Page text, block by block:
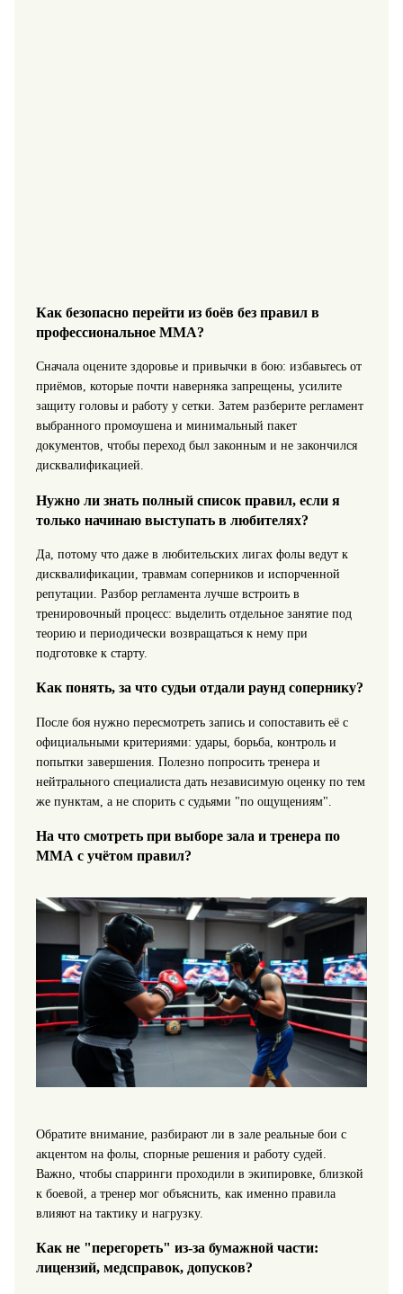
Как безопасно перейти из боёв без правил в
профессиональное ММА?
Сначала оцените здоровье и привычки в бою: избавьтесь от
приёмов, которые почти наверняка запрещены, усилите
защиту головы и работу у сетки. Затем разберите регламент
выбранного промоушена и минимальный пакет
документов, чтобы переход был законным и не закончился
дисквалификацией.
Нужно ли знать полный список правил, если я
только начинаю выступать в любителях?
Да, потому что даже в любительских лигах фолы ведут к
дисквалификации, травмам соперников и испорченной
репутации. Разбор регламента лучше встроить в
тренировочный процесс: выделить отдельное занятие под
теорию и периодически возвращаться к нему при
подготовке к старту.
Как понять, за что судьи отдали раунд сопернику?
После боя нужно пересмотреть запись и сопоставить её с
официальными критериями: удары, борьба, контроль и
попытки завершения. Полезно попросить тренера и
нейтрального специалиста дать независимую оценку по тем
же пунктам, а не спорить с судьями "по ощущениям".
На что смотреть при выборе зала и тренера по
ММА с учётом правил?
Обратите внимание, разбирают ли в зале реальные бои с
акцентом на фолы, спорные решения и работу судей.
Важно, чтобы спарринги проходили в экипировке, близкой
к боевой, а тренер мог объяснить, как именно правила
влияют на тактику и нагрузку.
Как не "перегореть" из‑за бумажной части:
лицензий, медсправок, допусков?